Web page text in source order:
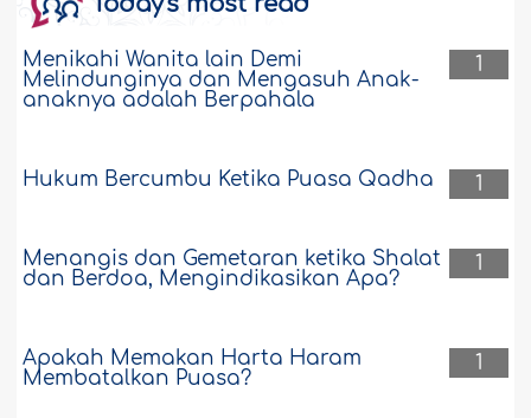
1
Menikahi Wanita lain Demi
Melindunginya dan Mengasuh Anak-
anaknya adalah Berpahala
1
Hukum Bercumbu Ketika Puasa Qadha
1
Menangis dan Gemetaran ketika Shalat
dan Berdoa, Mengindikasikan Apa?
1
Apakah Memakan Harta Haram
Membatalkan Puasa?